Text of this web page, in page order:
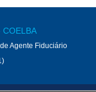
COELBA
Agente Fiduciário